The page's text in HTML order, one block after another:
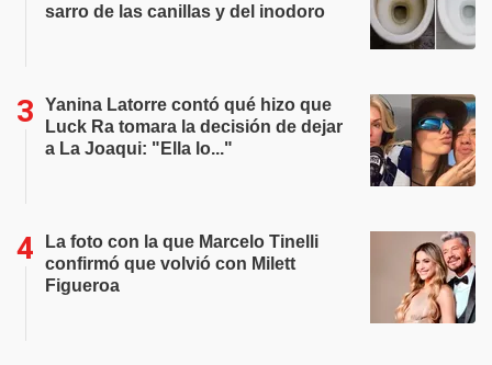
sarro de las canillas y del inodoro
Yanina Latorre contó qué hizo que
Luck Ra tomara la decisión de dejar
a La Joaqui: "Ella lo..."
La foto con la que Marcelo Tinelli
confirmó que volvió con Milett
Figueroa